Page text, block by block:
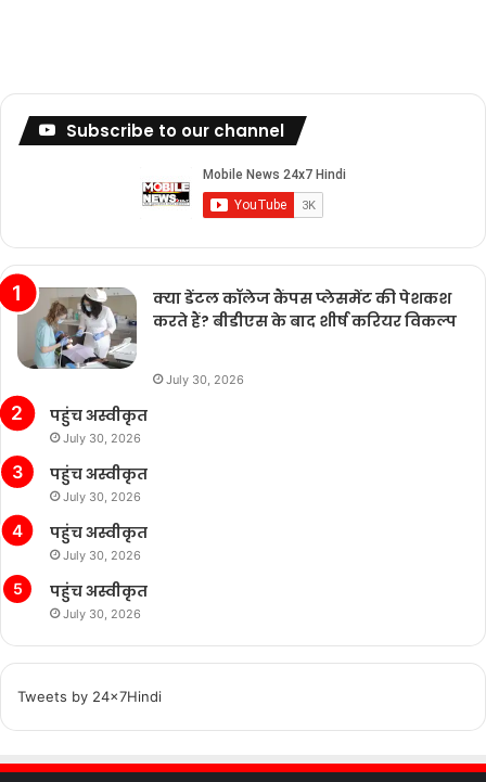
Subscribe to our channel
क्या डेंटल कॉलेज कैंपस प्लेसमेंट की पेशकश
करते हैं? बीडीएस के बाद शीर्ष करियर विकल्प
July 30, 2026
पहुंच अस्वीकृत
July 30, 2026
पहुंच अस्वीकृत
July 30, 2026
पहुंच अस्वीकृत
July 30, 2026
पहुंच अस्वीकृत
July 30, 2026
Tweets by 24x7Hindi